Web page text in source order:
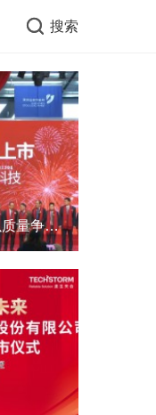
搜索
双欣环保创新换领先，以质量争市占率，以业绩回报社会